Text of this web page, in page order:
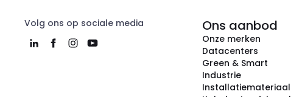
Volg ons op sociale media Ons aanbod
Onze merken
Datacenters
Green & Smart
Industrie
Installatiemateriaal